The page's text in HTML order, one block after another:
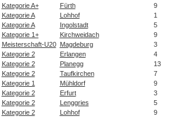
Kategorie A+ Fürth 9
Kategorie A Lohhof 1
Kategorie A Ingolstadt 5
Kategorie 1+ Kirchweidach 9
Meisterschaft-U20 Magdeburg 3
Kategorie 2 Erlangen 4
Kategorie 2 Planegg
13
Kategorie 2 Taufkirchen 7
Kategorie 1 Mühldorf 9
Kategorie 2 Erfurt 3
Kategorie 2 Lenggries 5
Kategorie 2 Lohhof
9